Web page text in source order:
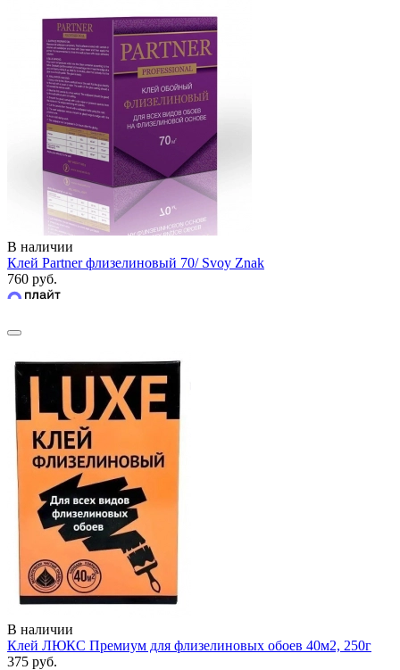
В наличии
Клей Partner флизелиновый 70/ Svoy Znak
760 руб.
В наличии
Клей ЛЮКС Премиум для флизелиновых обоев 40м2, 250г
375 руб.